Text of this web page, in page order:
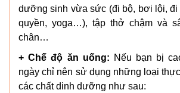
dưỡng sinh vừa sức (đi bộ, bơi lội, đi
quyền, yoga…), tập thở chậm và
chân…
+ Chế độ ăn uống: Nếu bạn bị
ngày chỉ nên sử dụng những loại
các chất dinh dưỡng như sau: